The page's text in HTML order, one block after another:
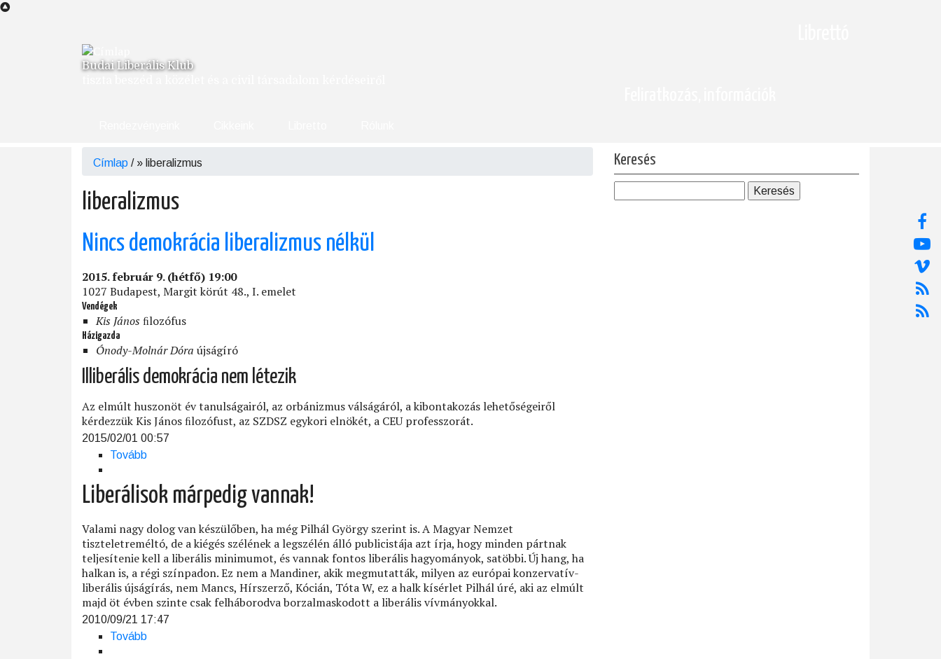
Ugrás
Budai Liberális Klub
Morzsa
Címlap / liberalizmus
liberalizmus
Nincs demokrácia liberalizmus nélkül
2015. február 9. (hétfő) 19:00
1027 Budapest, Margit körút 48., I. emelet
Vendégek
Kis János ﬁlozófus
Házigazda
Ónody-Molnár Dóra újságíró
Illiberális demokrácia nem létezik
Az elmúlt huszonöt év tanulságairól, az orbánizmus válságáról, a kibontakozás lehetőségeiről
kérdezzük Kis János ﬁlozófust, az SZDSZ egykori elnökét, a CEU professzorát.
2015/02/01 00:57
Tovább
liberalizmus
nélkül)
Liberálisok márpedig vannak!
Valami nagy dolog van készülőben, ha még Pilhál György szerint is. A Magyar Nemzet
tiszteletreméltó, de a kiégés szélének a legszélén álló publicistája azt írja, hogy minden pártnak
teljesítenie kell a liberális minimumot, és vannak fontos liberális hagyományok, satöbbi. Új hang, ha
halkan is, a régi színpadon. Ez nem a Mandiner, akik megmutatták, milyen az európai konzervatív-
liberális újságírás, nem Mancs, Hírszerző, Kócián, Tóta W, ez a halk kísérlet Pilhál úré, aki az elmúlt
majd öt évben szinte csak felháborodva borzalmaskodott a liberális vívmányokkal.
2010/09/21 17:47
Tovább
Keresés